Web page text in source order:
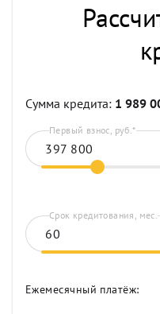
Сумма кредита: 1 989
Первый взнос, руб.*
Срок кредитования, мес.
Ежемесячный платёж: